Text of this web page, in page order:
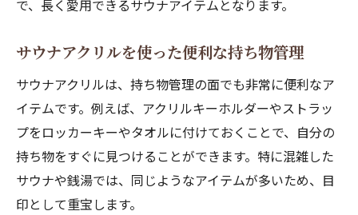
で、長く愛用できるサウナアイテムとなります。
サウナアクリルを使った便利な持ち物管理
サウナアクリルは、持ち物管理の面でも非常に便利なア
イテムです。例えば、アクリルキーホルダーやストラッ
プをロッカーキーやタオルに付けておくことで、自分の
持ち物をすぐに見つけることができます。特に混雑した
サウナや銭湯では、同じようなアイテムが多いため、目
印として重宝します。